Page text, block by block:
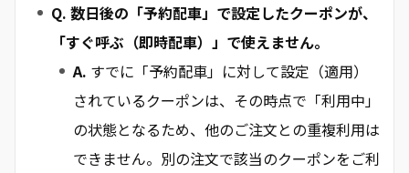
Q. 数日後の「予約配車」で設定したクーポンが、
「すぐ呼ぶ（即時配車）」で使えません。
A. すでに「予約配車」に対して設定（適用）
されているクーポンは、その時点で「利用中」
の状態となるため、他のご注文との重複利用は
できません。別の注文で該当のクーポンをご利